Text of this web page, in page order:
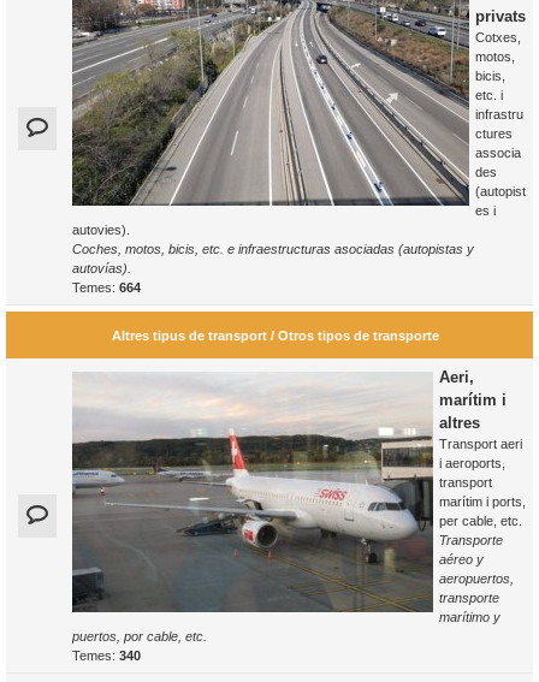
privats
Cotxes,
motos,
bicis,
etc. i
infrastru
ctures
associa
des
(autopist
es i
autovies).
Coches, motos, bicis, etc. e infraestructuras asociadas (autopistas y
autovías).
Temes: 664
Altres tipus de transport / Otros tipos de transporte
Aeri,
marítim i
altres
Transport aeri
i aeroports,
transport
marítim i ports,
per cable, etc.
Transporte
aéreo y
aeropuertos,
transporte
marítimo y
puertos, por cable, etc.
Temes: 340